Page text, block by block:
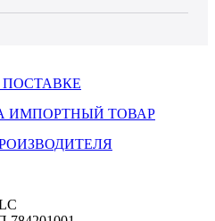
ИМПОРТНЫЙ ТОВАР